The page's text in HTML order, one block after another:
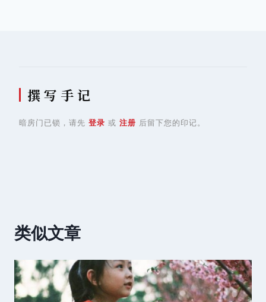
撰 写 手 记
暗房门已锁，请先 登录 或 注册 后留下您的印记。
类似文章